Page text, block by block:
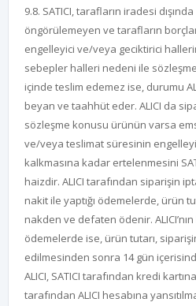
9.8. SATICI, tarafların iradesi
öngörülemeyen ve tarafların
engelleyici ve/veya geciktirici
sebepler halleri nedeni ile
içinde teslim edemez ise, durumu
beyan ve taahhüt eder. ALICI da
sözleşme konusu ürünün varsa
ve/veya teslimat süresinin
kalkmasına kadar ertelenmesini
haizdir. ALICI tarafından siparişin
nakit ile yaptığı ödemelerde, ürün
nakden ve defaten ödenir. ALICI’nın
ödemelerde ise, ürün tutarı,
edilmesinden sonra 14 gün
ALICI, SATICI tarafından kredi
tarafından ALICI hesabına